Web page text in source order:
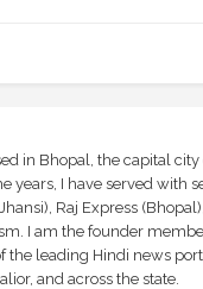
in Bhopal, the capital city
years, I have served with
Raj Express
I am the founder
leading Hindi news
and across the state.